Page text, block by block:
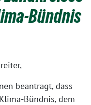
Bündnis
beantragt, dass
Bündnis, dem